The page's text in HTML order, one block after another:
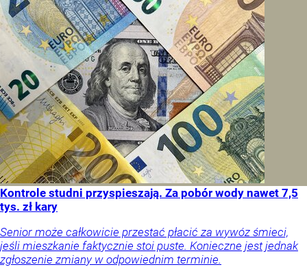
Kontrole studni przyspieszają. Za pobór wody nawet 7,5
tys. zł kary
Senior może całkowicie przestać płacić za wywóz śmieci,
jeśli mieszkanie faktycznie stoi puste. Konieczne jest jednak
zgłoszenie zmiany w odpowiednim terminie.